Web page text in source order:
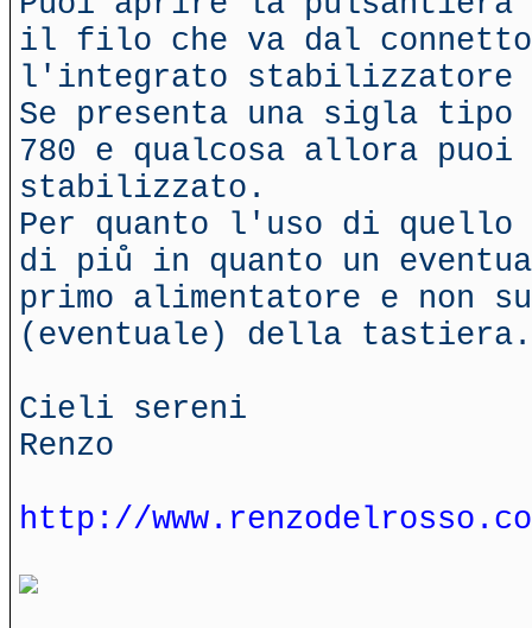
il filo che va dal
l'integrato stabilizzatore
Se presenta una sigla
780 e qualcosa allora puoi
stabilizzato.
Per quanto l'uso di
di piů in quanto un
primo alimentatore e non
(eventuale) della tastiera.
Cieli sereni
Renzo
http://